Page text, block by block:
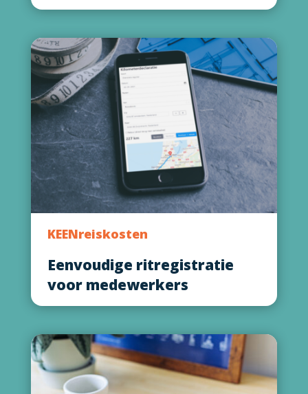
Eenvoudige ritregistratie
voor medewerkers
KEENreiskosten